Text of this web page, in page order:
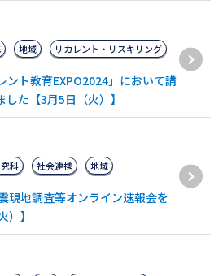
ント教育EXPO2024」において講
た【3月5日（火）】
地域 リカレント・リスキリング
現地調査等オンライン速報会を
】
科 社会連携 地域